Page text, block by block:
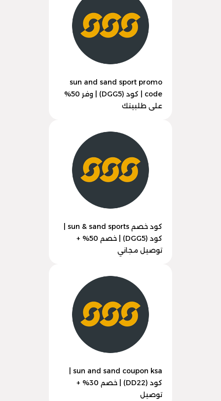
sun and sand sport promo
code | كود (DGG5) | وفر 50%
على طلبيتك
كود (DGG5) | خصم 50% +
توصيل مجاني
كود (DD22) | خصم 30% +
توصيل